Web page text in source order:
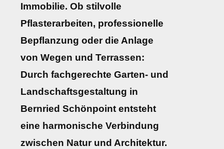
Immobilie. Ob stilvolle
Pflasterarbeiten, professionelle
Bepflanzung oder die Anlage
von Wegen und Terrassen:
Durch fachgerechte Garten- und
Landschaftsgestaltung in
Bernried Schönpoint entsteht
eine harmonische Verbindung
zwischen Natur und Architektur.